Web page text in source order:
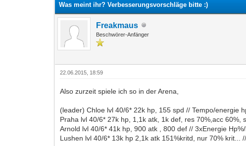
Was meint ihr? Verbesserungsvorschläge bitte :)
Freakmaus
Beschwörer-Anfänger
22.06.2015, 18:59
Also zurzeit spiele ich so in der Arena,
(leader) Chloe lvl 40/6* 22k hp, 155 spd // Tempo/energie
Praha lvl 40/6* 27k hp, 1,1k atk, 1k def, res 70%,acc 60%,
Arnold lvl 40/6* 41k hp, 900 atk , 800 def // 3xEnergie
Lushen lvl 40/6* 13k hp 2,1k atk 151%kritd, nur 70% krit...